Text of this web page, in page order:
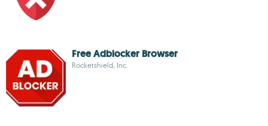
Free Adblocker Browser
Rocketshield, Inc.